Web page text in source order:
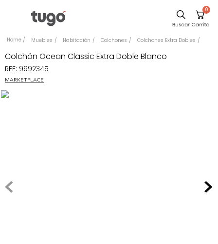
0
Muebles Habitación Colchones Colchones Extra Dobles
Colchón Ocean Classic Extra Doble Blanco
REF: 9992345
MARKETPLACE
Comedor
Silla